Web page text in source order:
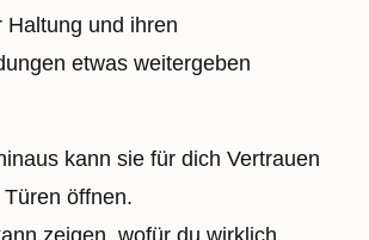
Haltung und ihren
etwas weitergeben
kann sie für dich Vertrauen
öffnen.
zeigen, wofür du wirklich